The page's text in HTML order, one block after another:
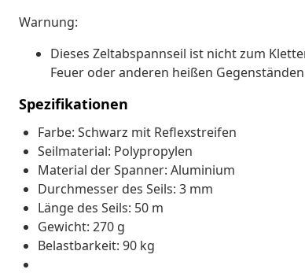
Warnung:
Dieses Zeltabspannseil ist nicht zum
Feuer oder anderen heißen
Spezifikationen
Farbe: Schwarz mit Reflexstreifen
Seilmaterial: Polypropylen
Material der Spanner: Aluminium
Durchmesser des Seils: 3 mm
Länge des Seils: 50 m
Gewicht: 270 g
Belastbarkeit: 90 kg